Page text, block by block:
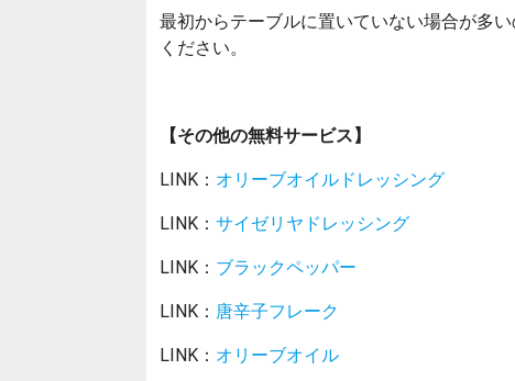
最初からテーブルに置いていない場合が多
ください。
【その他の無料サービス】
LINK： オリーブオイルドレッシング
LINK： サイゼリヤドレッシング
LINK： ブラックペッパー
LINK： 唐辛子フレーク
LINK： オリーブオイル